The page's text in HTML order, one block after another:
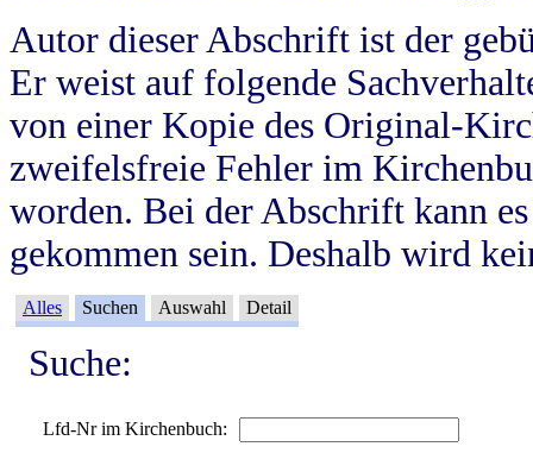
Autor dieser Abschrift ist der
Er weist auf folgende
von einer Kopie des Original-
zweifelsfreie Fehler im
worden. Bei der Abschrift kann
gekommen sein. Deshalb wird
Alles Suchen Auswahl Detail
Suche:
Lfd-Nr im Kirchenbuch: